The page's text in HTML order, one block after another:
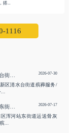
搭...
1116
2026-07-30
区清水台街道殡葬服务/
...
2026-07-17
浑河站东街道运送骨灰
...